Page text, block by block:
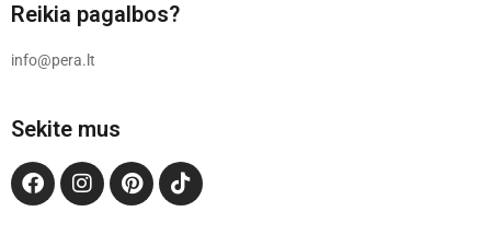
Reikia pagalbos?
info@pera.lt
Sekite mus